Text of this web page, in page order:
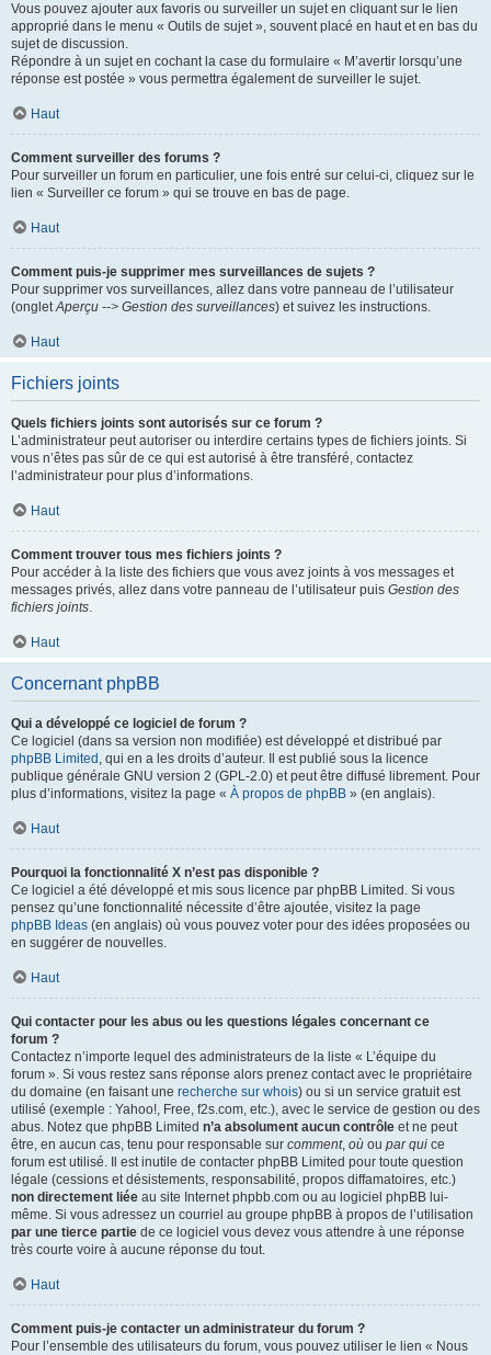
Vous pouvez ajouter aux favoris ou surveiller un sujet en cliquant sur le lien
approprié dans le menu « Outils de sujet », souvent placé en haut et en bas du
sujet de discussion.
Répondre à un sujet en cochant la case du formulaire « M’avertir lorsqu’une
réponse est postée » vous permettra également de surveiller le sujet.
Haut
Comment surveiller des forums ?
Pour surveiller un forum en particulier, une fois entré sur celui-ci, cliquez sur le
lien « Surveiller ce forum » qui se trouve en bas de page.
Haut
Comment puis-je supprimer mes surveillances de sujets ?
Pour supprimer vos surveillances, allez dans votre panneau de l’utilisateur
(ongletAperçu --> Gestion des surveillances) et suivez les instructions.
Haut
Fichiers joints
Quels fichiers joints sont autorisés sur ce forum ?
L’administrateur peut autoriser ou interdire certains types de fichiers joints. Si
vous n’êtes pas sûr de ce qui est autorisé à être transféré, contactez
l’administrateur pour plus d’informations.
Haut
Comment trouver tous mes fichiers joints ?
Pour accéder à la liste des fichiers que vous avez joints à vos messages et
messages privés, allez dans votre panneau de l’utilisateur puis Gestion des
fichiers joints.
Haut
Concernant phpBB
Qui a développé ce logiciel de forum ?
Ce logiciel (dans sa version non modifiée) est développé et distribué par
phpBB Limited , qui en a les droits d’auteur. Il est publié sous la licence
publique générale GNU version 2 (GPL-2.0) et peut être diffusé librement. Pour
plus d’informations, visitez la page « À propos de phpBB » (en anglais).
Haut
Pourquoi la fonctionnalité X n’est pas disponible ?
Ce logiciel a été développé et mis sous licence par phpBB Limited. Si vous
pensez qu’une fonctionnalité nécessite d’être ajoutée, visitez la page
phpBB Ideas (en anglais) où vous pouvez voter pour des idées proposées ou
en suggérer de nouvelles.
Haut
Qui contacter pour les abus ou les questions légales concernant ce
forum ?
Contactez n’importe lequel des administrateurs de la liste « L’équipe du
forum ». Si vous restez sans réponse alors prenez contact avec le propriétaire
du domaine (en faisant une recherche sur whois) ou si un service gratuit est
utilisé (exemple : Yahoo!, Free, f2s.com, etc.), avec le service de gestion ou des
abus. Notez que phpBB Limited n’a absolument aucun contrôle et ne peut
être, en aucun cas, tenu pour responsable sur comment, où ou par qui ce
forum est utilisé. Il est inutile de contacter phpBB Limited pour toute question
légale (cessions et désistements, responsabilité, propos diffamatoires, etc.)
non directement liée au site Internet phpbb.com ou au logiciel phpBB lui-
même. Si vous adressez un courriel au groupe phpBB à propos de l’utilisation
par une tierce partie de ce logiciel vous devez vous attendre à une réponse
très courte voire à aucune réponse du tout.
Haut
Comment puis-je contacter un administrateur du forum ?
Pour l’ensemble des utilisateurs du forum, vous pouvez utiliser le lien « Nous